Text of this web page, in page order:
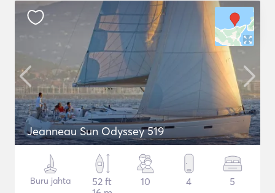
Jeanneau Sun Odyssey 519
Buru jahta
52 ft
10 4 5